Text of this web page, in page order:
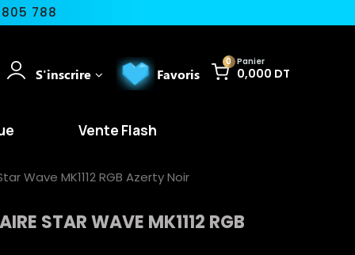
788
0 Panier
0,000 DT
Favoris
S'inscrire
Vente Flash
Wave MK1112 RGB Azerty Noir
STAR WAVE MK1112 RGB